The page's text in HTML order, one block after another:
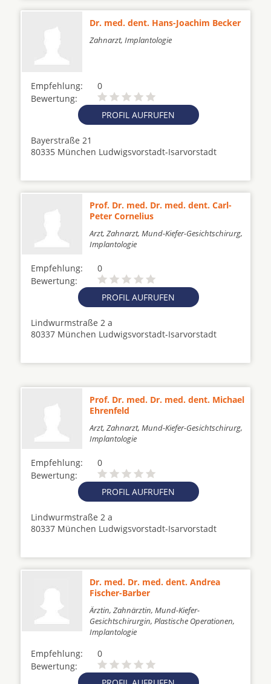
Dr. med. dent. Hans-Joachim Becker
Zahnarzt, Implantologie
Empfehlung:
0
Bewertung:
PROFIL AUFRUFEN
Bayerstraße 21
80335 München Ludwigsvorstadt-Isarvorstadt
Prof. Dr. med. Dr. med. dent. Carl-
Peter Cornelius
Arzt, Zahnarzt, Mund-Kiefer-Gesichtschirurg,
Implantologie
Empfehlung:
0
Bewertung:
PROFIL AUFRUFEN
Lindwurmstraße 2 a
80337 München Ludwigsvorstadt-Isarvorstadt
Prof. Dr. med. Dr. med. dent. Michael
Ehrenfeld
Arzt, Zahnarzt, Mund-Kiefer-Gesichtschirurg,
Implantologie
Empfehlung:
0
Bewertung:
PROFIL AUFRUFEN
Lindwurmstraße 2 a
80337 München Ludwigsvorstadt-Isarvorstadt
Dr. med. Dr. med. dent. Andrea
Fischer-Barber
Ärztin, Zahnärztin, Mund-Kiefer-
Gesichtschirurgin, Plastische Operationen,
Implantologie
Empfehlung:
0
Bewertung: